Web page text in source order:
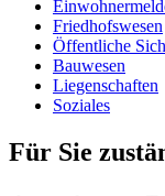
Friedhofswesen
Öffentliche
Bauwesen
Liegenschaften
Soziales
Für Sie